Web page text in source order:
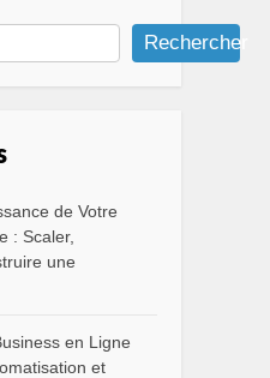
Rechercher
de Votre
: Scaler,
une
en Ligne
et